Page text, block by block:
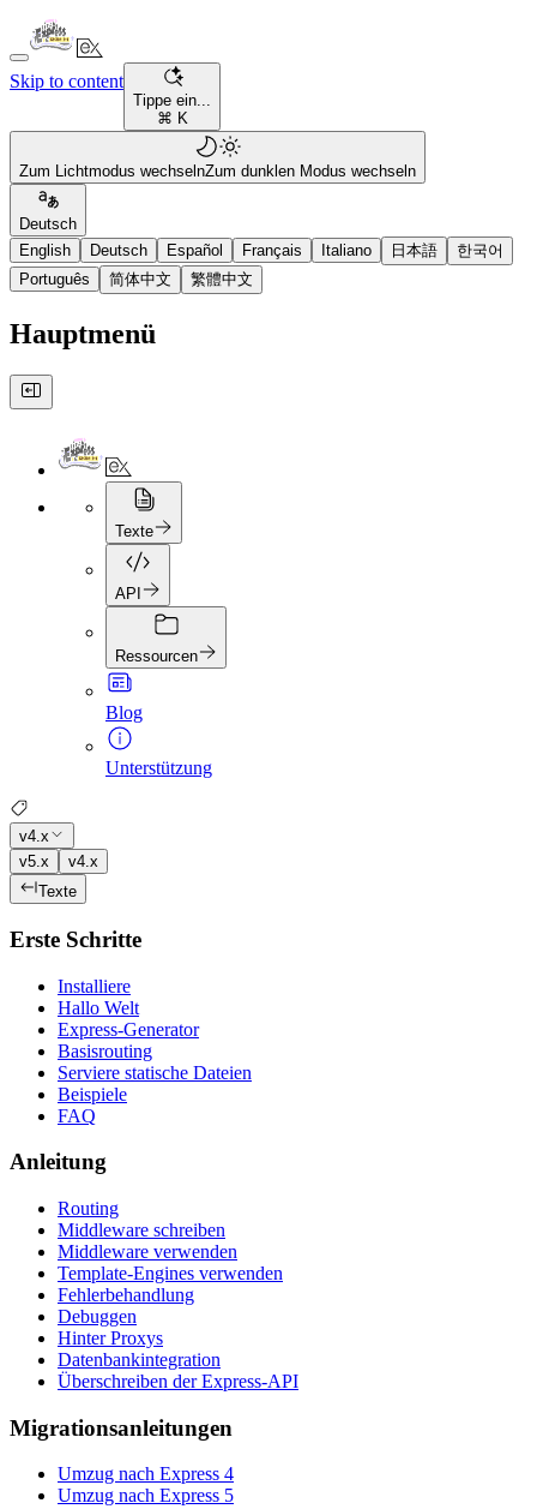
Skip to content
Tippe ein...
⌘ K
Zum Lichtmodus wechselnZum dunklen Modus wechseln
Deutsch
English
Deutsch Español Français Italiano 日本語
한국어
Português
简体中文 繁體中文
Hauptmenü
Texte
API
Ressourcen
Blog
Unterstützung
v4.x
v5.x
v4.x
Texte
Erste Schritte
Installiere
Hallo Welt
Express-Generator
Basisrouting
Serviere statische Dateien
Beispiele
FAQ
Anleitung
Routing
Middleware schreiben
Middleware verwenden
Template-Engines verwenden
Fehlerbehandlung
Debuggen
Hinter Proxys
Datenbankintegration
Überschreiben der Express-API
Migrationsanleitungen
Umzug nach Express 4
Umzug nach Express 5